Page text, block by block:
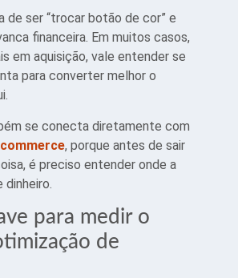
de ser “trocar botão de cor” e
financeira. Em muitos casos,
em aquisição, vale entender se
para converter melhor o
se conecta diretamente com
, porque antes de sair
é preciso entender onde a
para medir o
de